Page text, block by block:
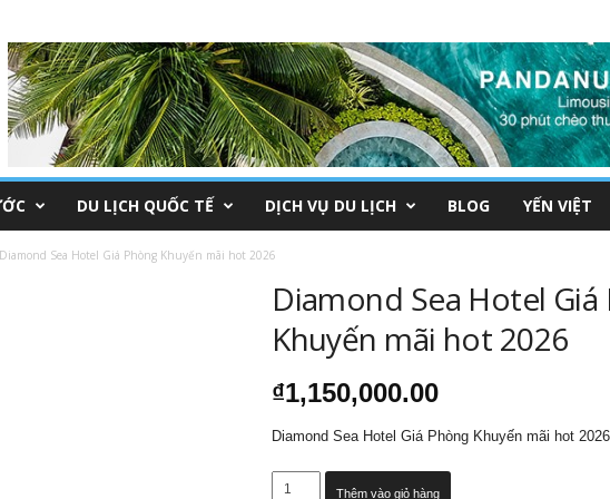
DU LỊCH QUỐC TẾ DỊCH VỤ DU LỊCH BLOG YẾN VIỆT
Diamond Sea Hotel Giá Phòng Khuyến mãi hot 2026
Diamond Sea Hotel Giá
Khuyến mãi hot 2026
₫1,150,000.00
Diamond Sea Hotel Giá Phòng Khuyến mãi hot 2026
Diamond
Thêm vào giỏ hàng